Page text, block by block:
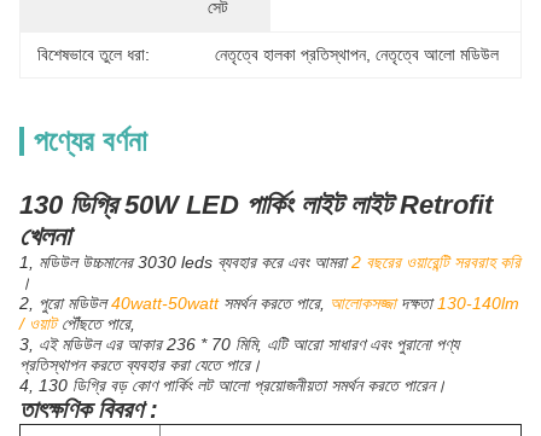
সেট
বিশেষভাবে তুলে ধরা: নেতৃত্বে হালকা প্রতিস্থাপন, নেতৃত্বে আলো মডিউল
পণ্যের বর্ণনা
130 ডিগ্রি 50W LED পার্কিং লাইট লাইট Retrofit
খেলনা
1, মডিউল উচ্চমানের 3030 leds ব্যবহার করে এবং আমরা2 বছরের ওয়ারেন্টি সরবরাহ করি
।
2, পুরো মডিউল40watt-50wattসমর্থন করতে পারে, আলোকসজ্জাদক্ষতা 130-140lm
/ ওয়াটপৌঁছতে পারে,
3, এই মডিউল এর আকার 236 * 70 মিমি, এটি আরো সাধারণ এবং পুরানো পণ্য
প্রতিস্থাপন করতে ব্যবহার করা যেতে পারে।
4, 130 ডিগ্রি বড় কোণ পার্কিং লট আলো প্রয়োজনীয়তা সমর্থন করতে পারেন।
তাৎক্ষণিক বিবরণ :